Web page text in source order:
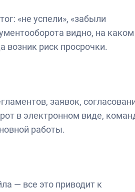
«не успели», «забыли
видно, на каком
возник риск просрочки.
заявок,
в электронном виде,
работы.
— все это приводит к